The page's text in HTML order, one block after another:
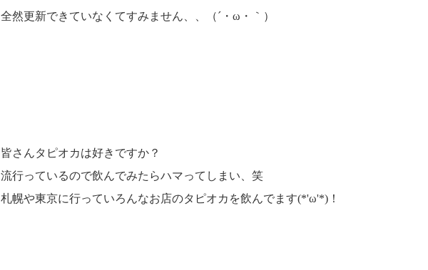
全然更新できていなくてすみません、、（´・ω・｀）
皆さんタピオカは好きですか？
流行っているので飲んでみたらハマってしまい、笑
札幌や東京に行っていろんなお店のタピオカを飲んでます(*'ω'*)！